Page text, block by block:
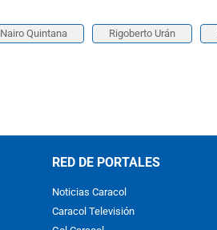
Nairo Quintana Rigoberto Urán
RED DE PORTALES
Noticias Caracol
Caracol Televisión